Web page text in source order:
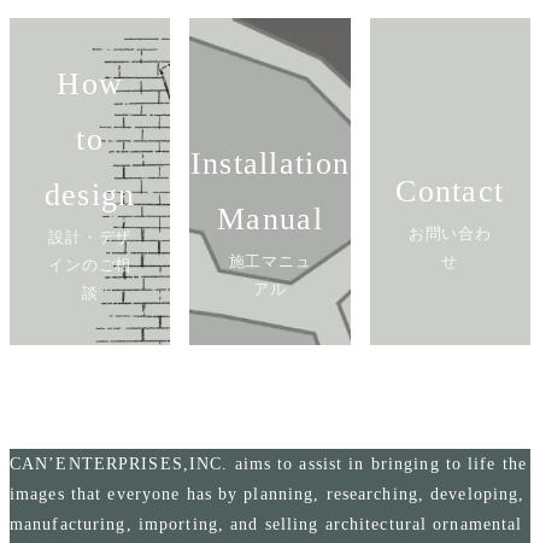
How
to
design
設計・デザ
インのご相
談
Installation
Manual
施工マニュ
アル
Contact
お問い合わ
せ
CAN’ENTERPRISES,INC. aims to assist in bringing to life the
images that everyone has by planning, researching, developing,
manufacturing, importing, and selling architectural ornamental